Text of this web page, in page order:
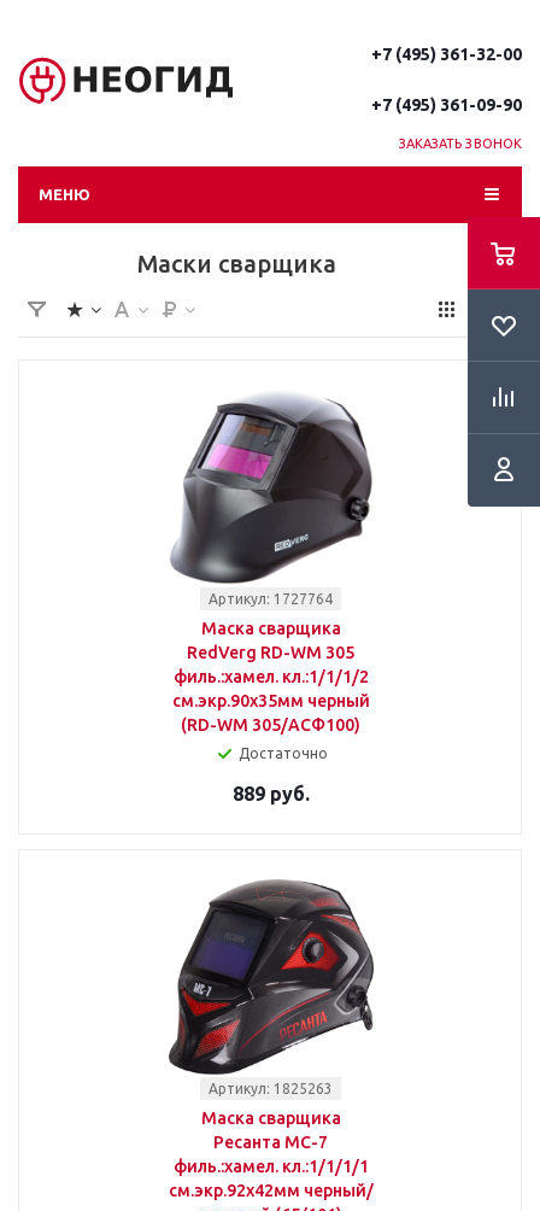
+7 (495) 361-32-00
+7 (495) 361-09-90
ЗАКАЗАТЬ ЗВОНОК
МЕНЮ
Маски сварщика
Артикул: 1727764
Маска сварщика
RedVerg RD-WM 305
филь.:хамел. кл.:1/1/1/2
см.экр.90x35мм черный
(RD-WM 305/АСФ100)
Достаточно
889 руб.
Артикул: 1825263
Маска сварщика
Ресанта МС-7
филь.:хамел. кл.:1/1/1/1
см.экр.92x42мм черный/